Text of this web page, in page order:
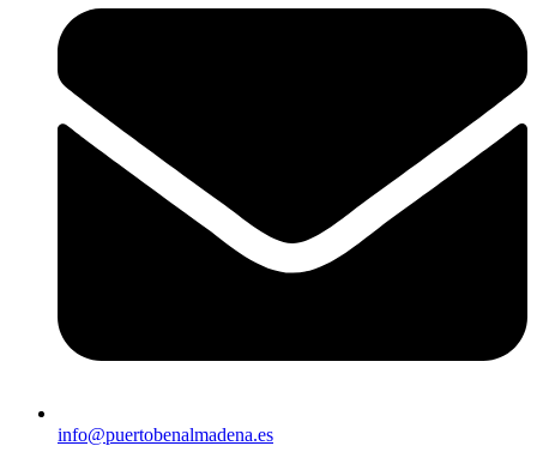
info@puertobenalmadena.es